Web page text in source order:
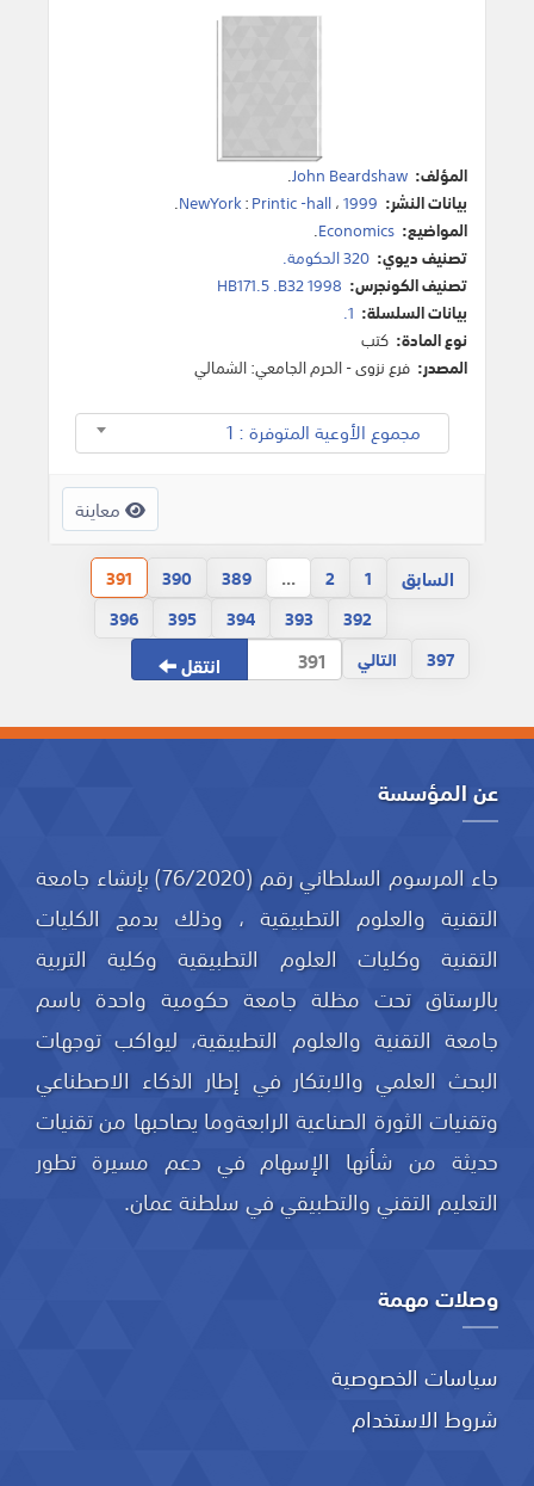
المؤلف: John Beardshaw
.
بيانات النشر:
NewYork:Printic -hall،1999
.
المواضيع: Economics
.
تصنيف ديوي: 320 الحكومة.
تصنيف الكونجرس: HB171.5 .B32 1998
بيانات السلسلة: 1.
نوع المادة: كتب
المصدر: فرع نزوى - الحرم الجامعي: الشمالي
مجموع الأوعية المتوفرة : 1
معاينة
السابق 1
2
...
389
390
391
392
393
394
395
396
397
التالي انتقل
عن المؤسسة
جاء المرسوم السلطاني رقم (76/2020) بإنشاء جامعة
التقنية والعلوم التطبيقية ، وذلك بدمج الكليات
التقنية وكليات العلوم التطبيقية وكلية التربية
بالرستاق تحت مظلة جامعة حكومية واحدة باسم
جامعة التقنية والعلوم التطبيقية، ليواكب توجهات
البحث العلمي والابتكار في إطار الذكاء الاصطناعي
وتقنيات الثورة الصناعية الرابعةوما يصاحبها من تقنيات
حديثة من شأنها الإسهام في دعم مسيرة تطور
التعليم التقني والتطبيقي في سلطنة عمان.
وصلات مهمة
سياسات الخصوصية
شروط الاستخدام